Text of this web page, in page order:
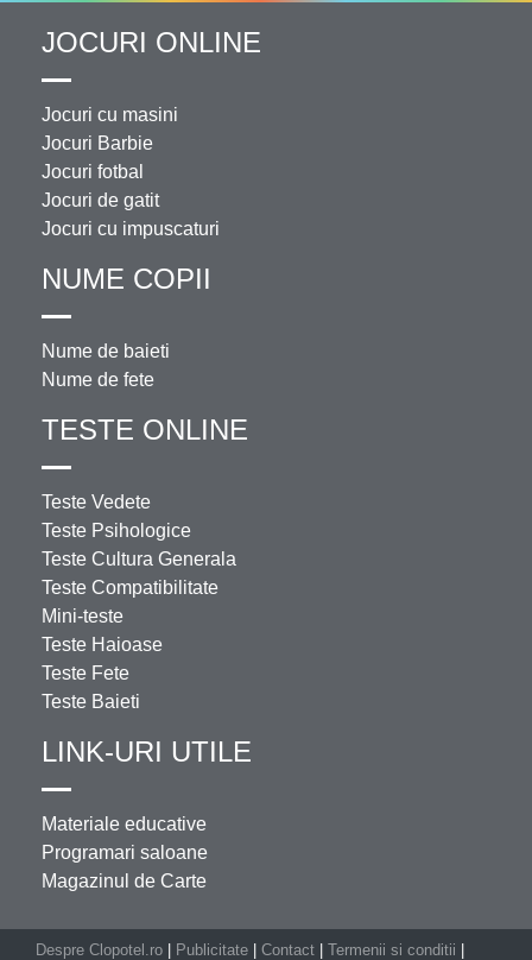
JOCURI ONLINE
Jocuri cu masini
Jocuri Barbie
Jocuri fotbal
Jocuri de gatit
Jocuri cu impuscaturi
NUME COPII
Nume de baieti
Nume de fete
TESTE ONLINE
Teste Vedete
Teste Psihologice
Teste Cultura Generala
Teste Compatibilitate
Mini-teste
Teste Haioase
Teste Fete
Teste Baieti
LINK-URI UTILE
Materiale educative
Programari saloane
Magazinul de Carte
Despre Clopotel.ro Publicitate Contact Termenii si conditii